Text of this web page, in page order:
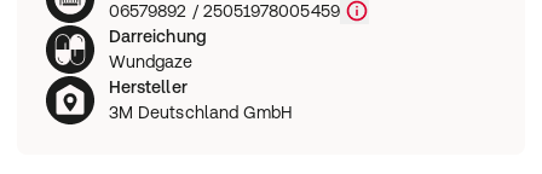
06579892 / 25051978005459
Darreichung
Wundgaze
Hersteller
3M Deutschland GmbH